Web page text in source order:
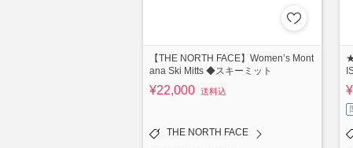
【THE NORTH FACE】Women’s Mont
ana Ski Mitts ◆スキーミット
¥22,000 送料込
THE NORTH FACE